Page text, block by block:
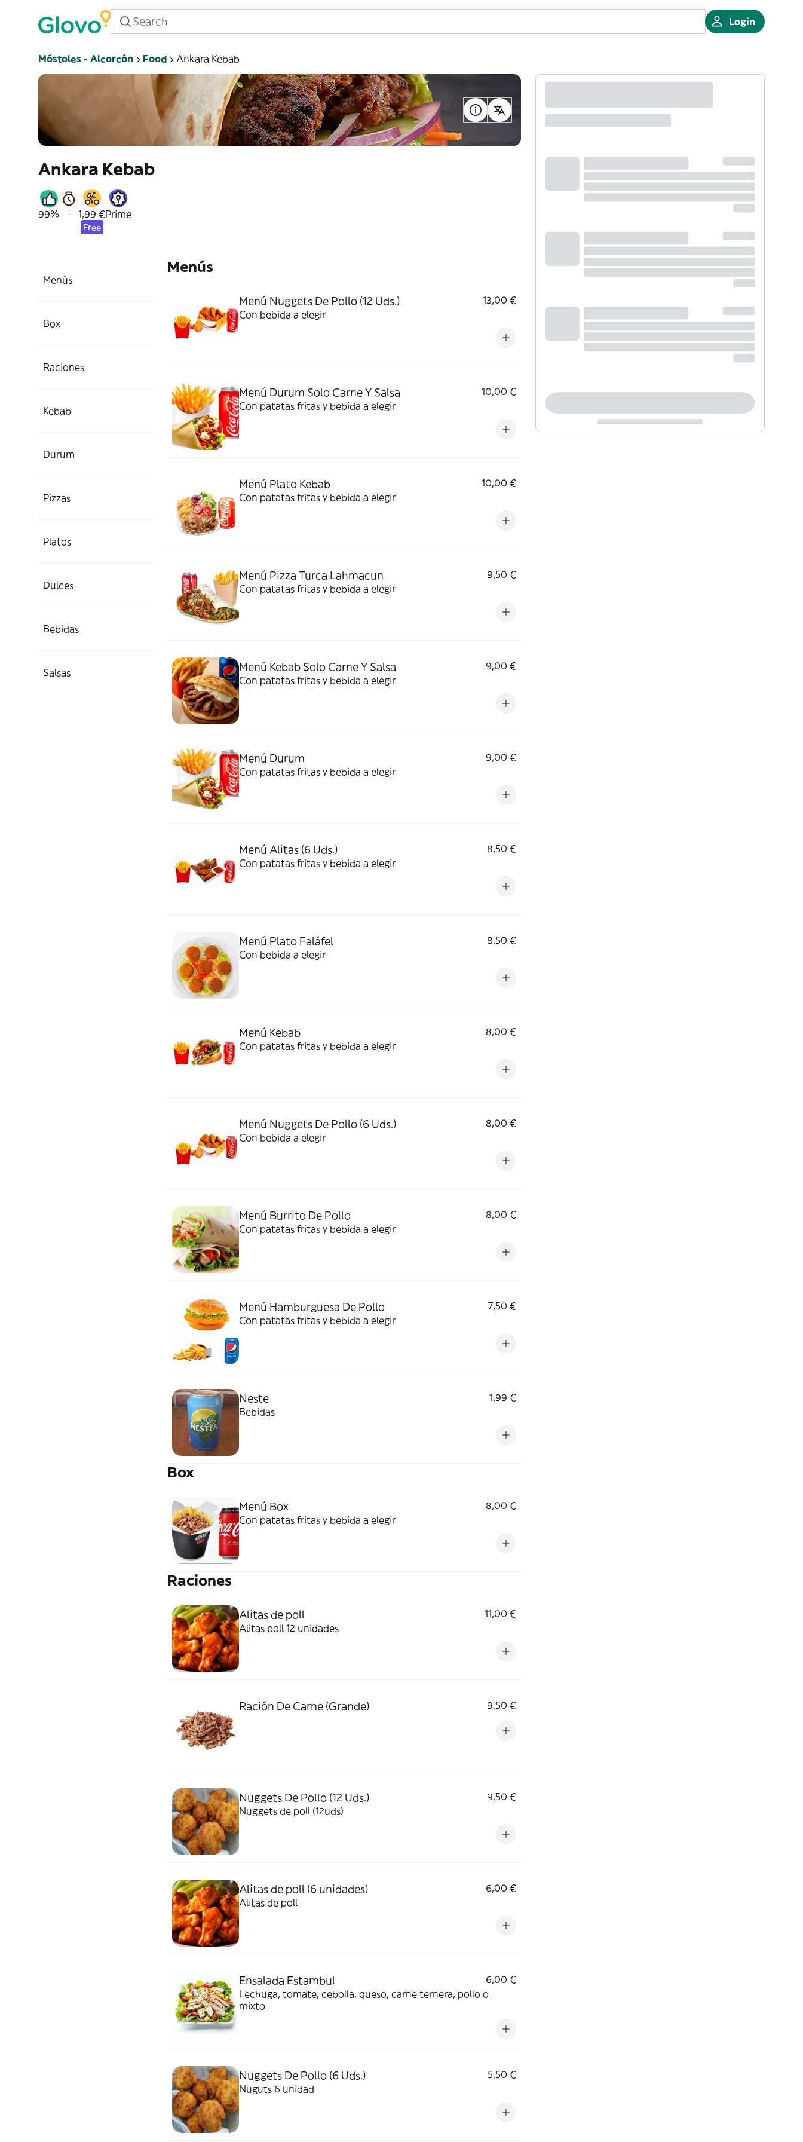
Login
Móstoles - Alcorcón Food Ankara Kebab
Ankara Kebab
99% - 1,99 €
Free
Prime
Menús
Box
Raciones
Kebab
Durum
Pizzas
Platos
Dulces
Bebidas
Salsas
Menús
Menú Nuggets De Pollo (12 Uds.)
13,00 €
Con bebida a elegir
Menú Durum Solo Carne Y Salsa
10,00 €
Con patatas fritas y bebida a elegir
Menú Plato Kebab
10,00 €
Con patatas fritas y bebida a elegir
Menú Pizza Turca Lahmacun
9,50 €
Con patatas fritas y bebida a elegir
Menú Kebab Solo Carne Y Salsa
9,00 €
Con patatas fritas y bebida a elegir
Menú Durum
9,00 €
Con patatas fritas y bebida a elegir
Menú Alitas (6 Uds.)
8,50 €
Con patatas fritas y bebida a elegir
Menú Plato Faláfel
8,50 €
Con bebida a elegir
Menú Kebab
8,00 €
Con patatas fritas y bebida a elegir
Menú Nuggets De Pollo (6 Uds.)
8,00 €
Con bebida a elegir
Menú Burrito De Pollo
8,00 €
Con patatas fritas y bebida a elegir
Menú Hamburguesa De Pollo
7,50 €
Con patatas fritas y bebida a elegir
Neste
1,99 €
Bebidas
Box
Menú Box
8,00 €
Con patatas fritas y bebida a elegir
Raciones
Alitas de poll
11,00 €
Alitas poll 12 unidades
Ración De Carne (Grande) 9,50 €
Nuggets De Pollo (12 Uds.)
9,50 €
Nuggets de poll (12uds)
Alitas de poll (6 unidades)
6,00 €
Alitas de poll
Ensalada Estambul
6,00 €
Lechuga, tomate, cebolla, queso, carne ternera, pollo o
mixto
Nuggets De Pollo (6 Uds.)
5,50 €
Nuguts 6 unidad